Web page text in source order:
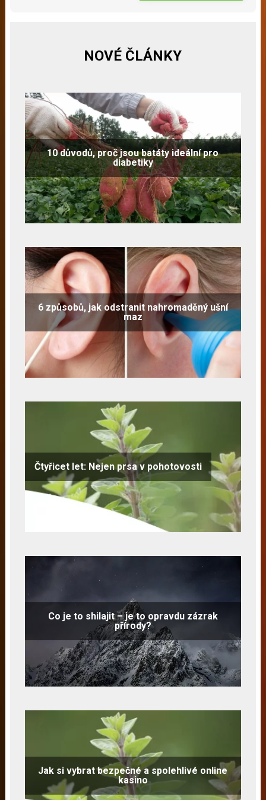
NOVÉ ČLÁNKY
10 důvodů, proč jsou batáty ideální pro
diabetiky
6 způsobů, jak odstranit nahromaděný ušní
maz
Čtyřicet let: Nejen prsa v pohotovosti
Co je to shilajit – je to opravdu zázrak
přírody?
Jak si vybrat bezpečné a spolehlivé online
kasino